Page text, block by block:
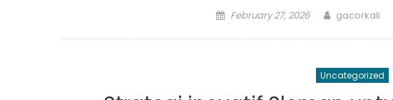
Posted
February 27, 2026 Author
gacorkali
Uncategorized